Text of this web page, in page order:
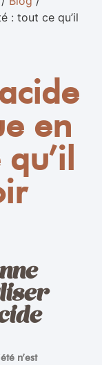
: tout ce qu’il
en
été n’est